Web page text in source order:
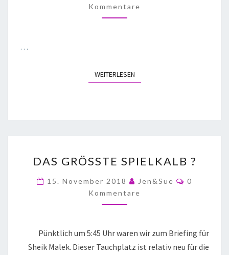
Kommentare
…
WEITERLESEN
DAS GRÖSSTE SPIELKALB ?
15. November 2018 Jen&Sue
0
Kommentare
Pünktlich um 5:45 Uhr waren wir zum Briefing für
Sheik Malek. Dieser Tauchplatz ist relativ neu für die